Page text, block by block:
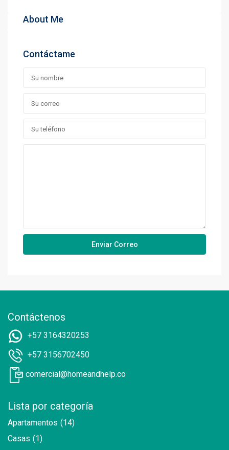
About Me
Contáctame
Contáctenos
+57 3164320253
+57 3156702450
comercial@homeandhelp.co
Lista por categoría
Apartamentos (14)
Casas (1)